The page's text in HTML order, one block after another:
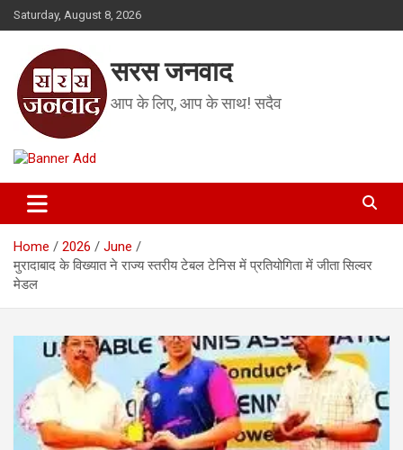
Skip
to
Saturday, August 8, 2026
सरस जनवाद
आप के लिए, आप के साथ! सदैव
Home 2026
June
मुरादाबाद के विख्यात ने राज्य स्तरीय टेबल टेनिस में प्रतियोगिता में जीता सिल्वर
मेडल